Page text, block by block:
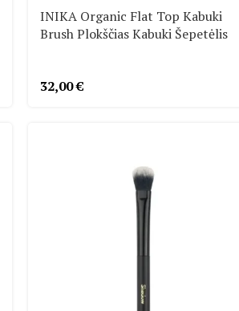
INIKA Organic Flat Top Kabuki
Brush Plokščias Kabuki Šepetėlis
32,00€